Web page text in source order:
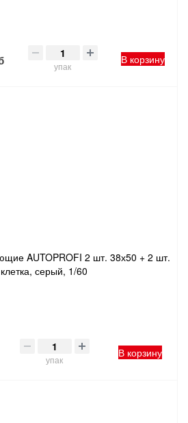
упак
В корзину
AUTOPROFI 2 шт. 38х50 + 2 шт.
серый, 1/60
упак
В корзину